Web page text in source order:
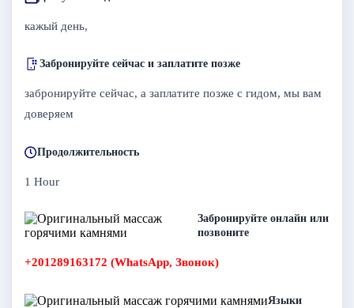
кажый день,
Забронируйте сейчас и заплатите позже
забронируйте сейчас, а заплатите позже с гидом, мы вам
доверяем
Продолжительность
1 Hour
Забронируйте онлайн или
позвоните
+201289163172 (WhatsApp, Звонок)
Языки